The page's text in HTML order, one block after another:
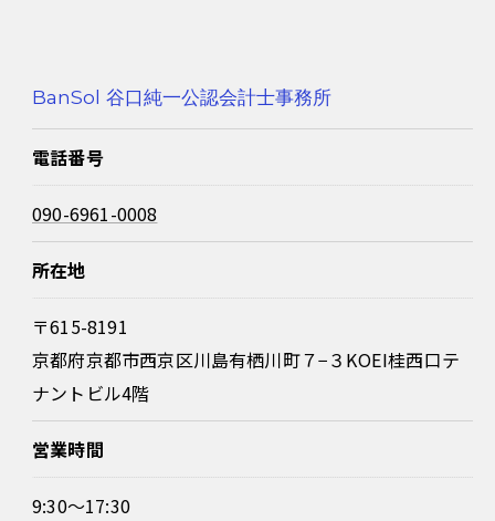
BanSol 谷口純一公認会計士事務所
電話番号
090-6961-0008
所在地
〒615-8191
京都府京都市西京区川島有栖川町７−３KOEI桂西口テ
ナントビル4階
営業時間
9:30～17:30